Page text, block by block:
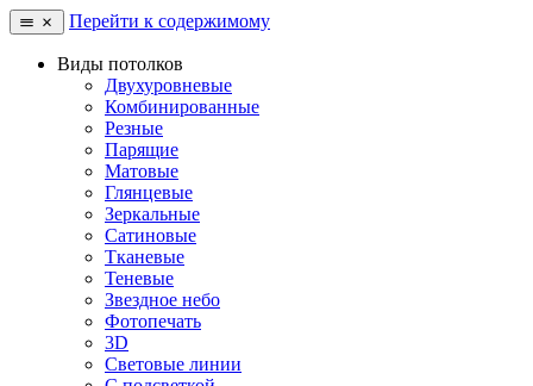
Перейти к содержимому
Виды потолков
Двухуровневые
Комбинированные
Резные
Парящие
Матовые
Глянцевые
Зеркальные
Сатиновые
Тканевые
Теневые
Звездное небо
Фотопечать
3D
Световые линии